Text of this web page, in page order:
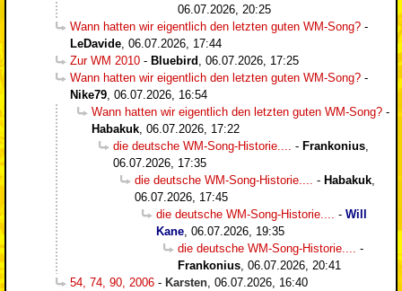
06.07.2026, 20:25
Wann hatten wir eigentlich den letzten guten WM-Song? -
LeDavide 06.07.2026, 17:44
Zur WM 2010 - Bluebird
06.07.2026, 17:25
Wann hatten wir eigentlich den letzten guten WM-Song? -
Nike79 06.07.2026, 16:54
Wann hatten wir eigentlich den letzten guten WM-Song? -
Habakuk 06.07.2026, 17:22
die deutsche WM-Song-Historie....
- Frankonius
06.07.2026, 17:35
die deutsche WM-Song-Historie....
- Habakuk
06.07.2026, 17:45
die deutsche WM-Song-Historie....
- Will
Kane 06.07.2026, 19:35
die deutsche WM-Song-Historie....
-
Frankonius 06.07.2026, 20:41
54, 74, 90, 2006 - Karsten 06.07.2026, 16:40